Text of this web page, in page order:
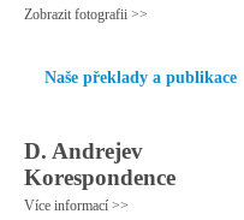
Zobrazit fotografii >>
Naše překlady a publikace
D. Andrejev
Korespondence
Více informací >>